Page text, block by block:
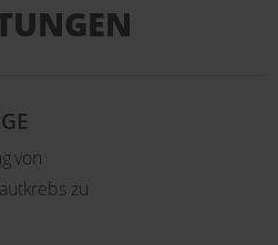
von
zu